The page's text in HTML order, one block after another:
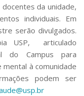
da unidade,
individuais. Em
serão divulgados.
USP, articulado
do Campus para
à comunidade
podem ser